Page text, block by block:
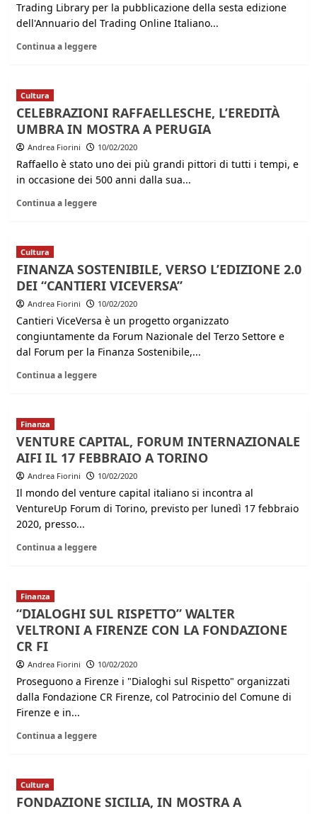
Trading Library per la pubblicazione della sesta edizione
dell'Annuario del Trading Online Italiano...
Continua a leggere
Cultura
CELEBRAZIONI RAFFAELLESCHE, L’EREDITÀ
UMBRA IN MOSTRA A PERUGIA
Andrea Fiorini 10/02/2020
Raffaello è stato uno dei più grandi pittori di tutti i tempi, e
in occasione dei 500 anni dalla sua...
Continua a leggere
Cultura
FINANZA SOSTENIBILE, VERSO L’EDIZIONE 2.0
DEI “CANTIERI VICEVERSA”
Andrea Fiorini 10/02/2020
Cantieri ViceVersa è un progetto organizzato
congiuntamente da Forum Nazionale del Terzo Settore e
dal Forum per la Finanza Sostenibile,...
Continua a leggere
Finanza
VENTURE CAPITAL, FORUM INTERNAZIONALE
AIFI IL 17 FEBBRAIO A TORINO
Andrea Fiorini 10/02/2020
Il mondo del venture capital italiano si incontra al
VentureUp Forum di Torino, previsto per lunedì 17 febbraio
2020, presso...
Continua a leggere
Finanza
“DIALOGHI SUL RISPETTO” WALTER
VELTRONI A FIRENZE CON LA FONDAZIONE
CR FI
Andrea Fiorini 10/02/2020
Proseguono a Firenze i "Dialoghi sul Rispetto" organizzati
dalla Fondazione CR Firenze, col Patrocinio del Comune di
Firenze e in...
Continua a leggere
Cultura
FONDAZIONE SICILIA, IN MOSTRA A